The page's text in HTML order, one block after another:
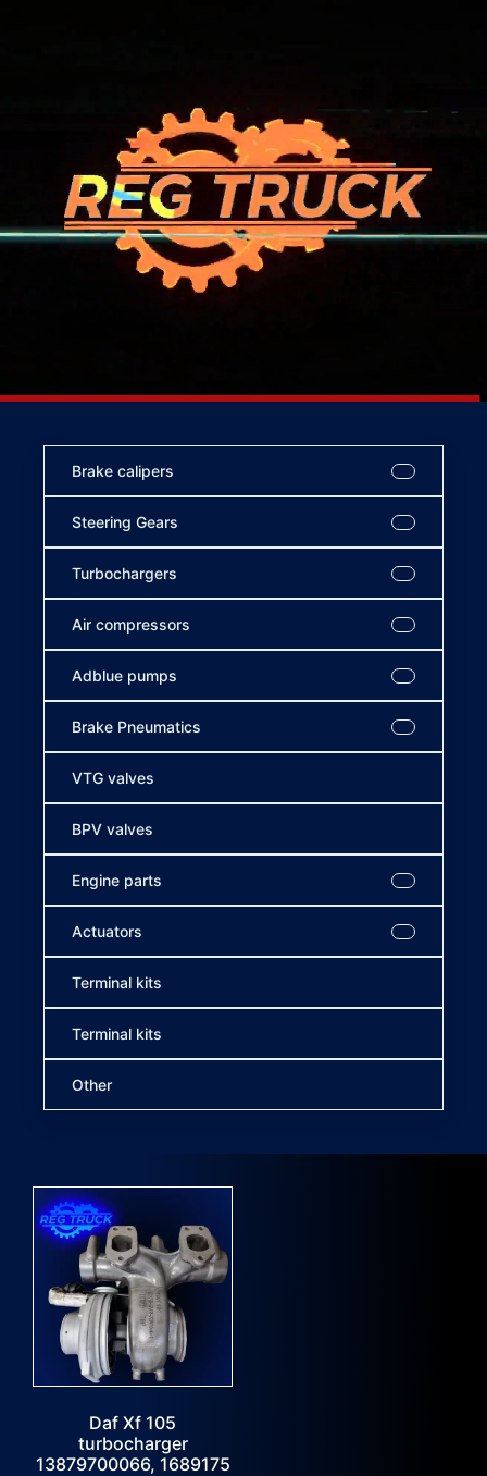
Brake calipers
Steering Gears
Turbochargers
Air compressors
Adblue pumps
Brake Pneumatics
VTG valves
BPV valves
Engine parts
Actuators
Terminal kits
Terminal kits
Other
Daf Xf 105
turbocharger
13879700066, 1689175